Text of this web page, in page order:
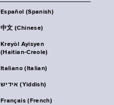
Español (Spanish)
中文 (Chinese)
Kreyòl Ayisyen
(Haitian-Creole)
Italiano (Italian)
אידיש (Yiddish)
Français (French)